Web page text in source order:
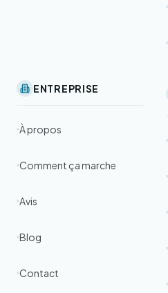
ENTREPRISE
À propos
Comment ça marche
Avis
Blog
Contact